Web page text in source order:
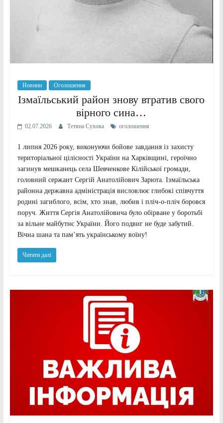
Новини Оголошення
Ізмаїльський район знову втратив свого
вірного сина…
02.07.2026 Тетяна Сухова оголошення
1 липня 2026 року, виконуючи бойове завдання із захисту
територіальної цілісності України на Харківщині, героїчно
загинув мешканець села Шевченкове Кілійської громади,
головний сержант Сергій Анатолійович Зарюта. Ізмаїльська
районна державна адміністрація висловлює глибокі співчуття
родині загиблого, всім, хто знав, любив і пліч-о-пліч боровся
поруч. Життя Сергія Анатолійовича було обірване у боротьбі
за вільне майбутнє України. Його подвиг не буде забутий.
Вічна шана та пам’ять українському воїну!
Читати далі